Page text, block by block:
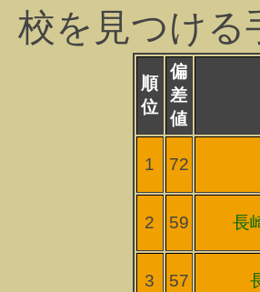
校を見つける
順
位
偏
差
値
1 72
2 59 長
3 57